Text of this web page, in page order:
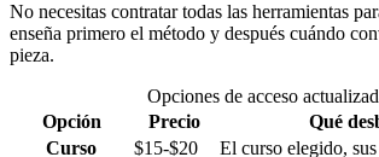
No necesitas contratar todas las herramientas
enseña primero el método y después cuándo
pieza.
Opciones de acceso
Opción
Precio
Qué
Curso
$15-$20
El curso elegido,